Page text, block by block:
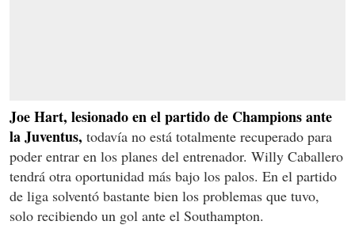
Joe Hart, lesionado en el partido de Champions ante
la Juventus, todavía no está totalmente recuperado para
poder entrar en los planes del entrenador. Willy Caballero
tendrá otra oportunidad más bajo los palos. En el partido
de liga solventó bastante bien los problemas que tuvo,
solo recibiendo un gol ante el Southampton.